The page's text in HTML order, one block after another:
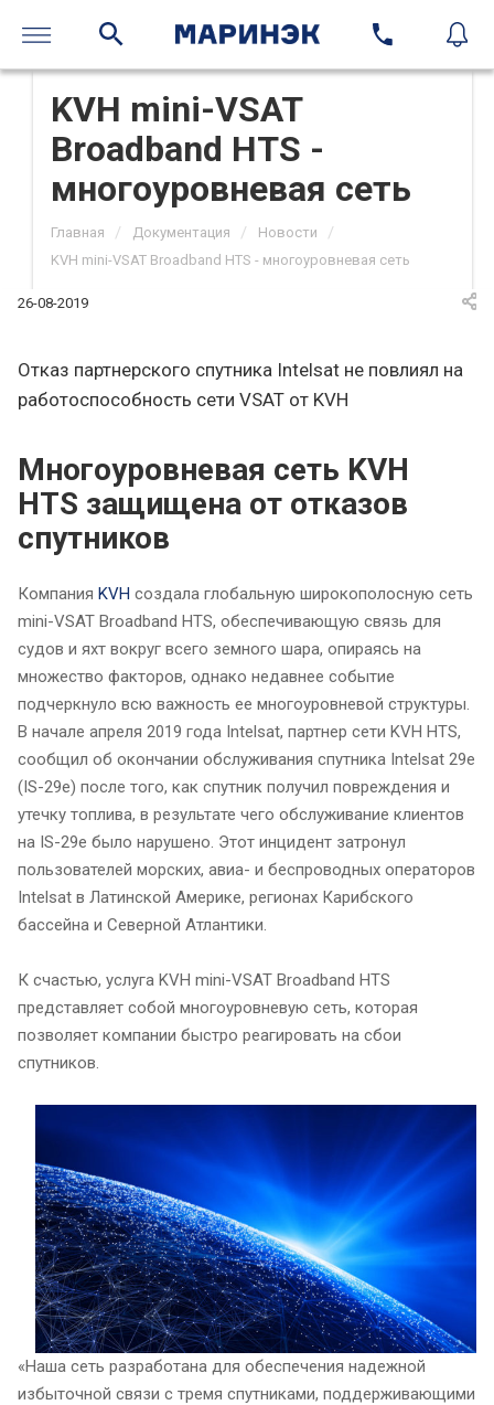
KVH mini-VSAT
Broadband HTS -
многоуровневая сеть
Главная / Документация / Новости /
KVH mini-VSAT Broadband HTS - многоуровневая сеть
26-08-2019
Отказ партнерского спутника Intelsat не повлиял на
работоспособность сети VSAT от KVH
Многоуровневая сеть KVH
HTS защищена от отказов
спутников
Компания KVH создала глобальную широкополосную сеть
mini-VSAT Broadband HTS, обеспечивающую связь для
судов и яхт вокруг всего земного шара, опираясь на
множество факторов, однако недавнее событие
подчеркнуло всю важность ее многоуровневой структуры.
В начале апреля 2019 года Intelsat, партнер сети KVH HTS,
сообщил об окончании обслуживания спутника Intelsat 29e
(IS-29e) после того, как спутник получил повреждения и
утечку топлива, в результате чего обслуживание клиентов
на IS-29e было нарушено. Этот инцидент затронул
пользователей морских, авиа- и беспроводных операторов
Intelsat в Латинской Америке, регионах Карибского
бассейна и Северной Атлантики.
К счастью, услуга KVH mini-VSAT Broadband HTS
представляет собой многоуровневую сеть, которая
позволяет компании быстро реагировать на сбои
спутников.
«Наша сеть разработана для обеспечения надежной
избыточной связи с тремя спутниками, поддерживающими